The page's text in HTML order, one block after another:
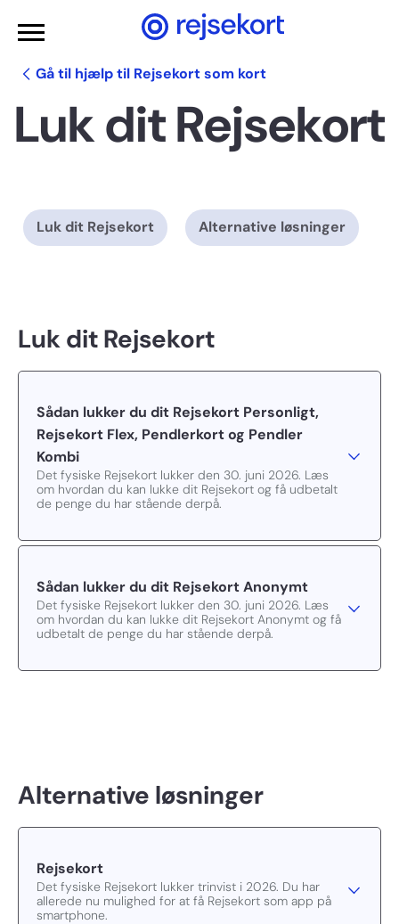
Gå til hovedindhold
Gå til hjælp til Rejsekort som kort
Luk dit Rejsekort
Luk dit Rejsekort Alternative løsninger
Luk dit Rejsekort
Sådan lukker du dit Rejsekort Personligt,
Rejsekort Flex, Pendlerkort og Pendler
Kombi
Det fysiske Rejsekort lukker den 30. juni 2026. Læs
om hvordan du kan lukke dit Rejsekort og få udbetalt
de penge du har stående derpå.
Sådan lukker du dit Rejsekort Anonymt
Det fysiske Rejsekort lukker den 30. juni 2026. Læs
om hvordan du kan lukke dit Rejsekort Anonymt og få
udbetalt de penge du har stående derpå.
Alternative løsninger
Rejsekort
Det fysiske Rejsekort lukker trinvist i 2026. Du har
allerede nu mulighed for at få Rejsekort som app på
smartphone.